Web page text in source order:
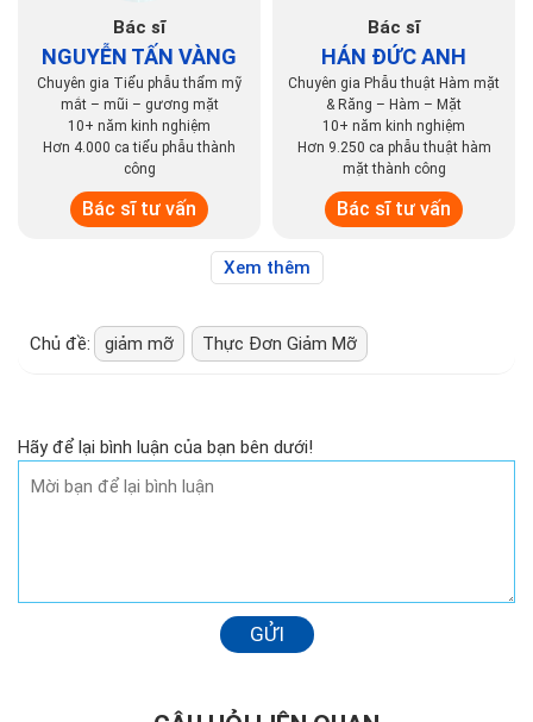
Bác sĩ
NGUYỄN TẤN VÀNG
Chuyên gia Tiểu phẫu thẩm mỹ
mắt – mũi – gương mặt
10+ năm kinh nghiệm
Hơn 4.000 ca tiểu phẫu thành
công
Bác sĩ tư vấn
Bác sĩ
HÁN ĐỨC ANH
Chuyên gia Phẫu thuật Hàm mặt
& Răng – Hàm – Mặt
10+ năm kinh nghiệm
Hơn 9.250 ca phẫu thuật hàm
mặt thành công
Bác sĩ tư vấn
Xem thêm
Chủ đề: giảm mỡ Thực Đơn Giảm Mỡ
Hãy để lại bình luận của bạn bên dưới!
GỬI